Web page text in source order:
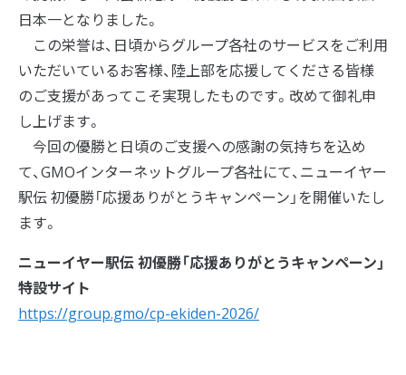
日本一となりました。
この栄誉は、日頃からグループ各社のサービスをご利用
いただいているお客様、陸上部を応援してくださる皆様
のご支援があってこそ実現したものです。改めて御礼申
し上げます。
今回の優勝と日頃のご支援への感謝の気持ちを込め
て、GMOインターネットグループ各社にて、ニューイヤー
駅伝 初優勝「応援ありがとうキャンペーン」を開催いたし
ます。
ニューイヤー駅伝 初優勝「応援ありがとうキャンペーン」
特設サイト
https://group.gmo/cp-ekiden-2026/